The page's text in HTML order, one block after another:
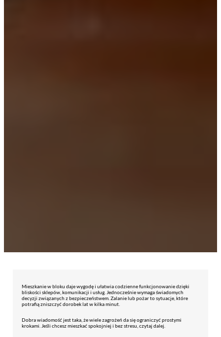
Mieszkanie w bloku daje wygodę i ułatwia codzienne funkcjonowanie dzięki
bliskości sklepów, komunikacji i usług. Jednocześnie wymaga świadomych
decyzji związanych z bezpieczeństwem. Zalanie lub pożar to sytuacje, które
potrafią zniszczyć dorobek lat w kilka minut.
Dobra wiadomość jest taka, że wiele zagrożeń da się ograniczyć prostymi
krokami. Jeśli chcesz mieszkać spokojniej i bez stresu, czytaj dalej.